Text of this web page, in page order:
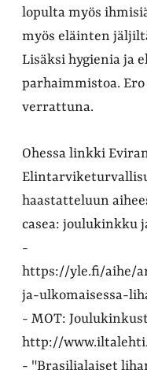
lopulta myös
myös eläinten
Lisäksi hygienia ja
parhaimmistoa.
verrattuna.
Ohessa linkki
haastatteluun
casea: joulukinkku
-
https://yle.fi/aihe/
ja-ulkomaisessa-
- MOT:
http://
- "Brasilialaiset